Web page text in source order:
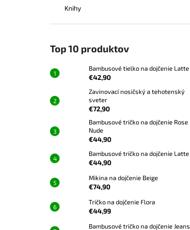
Knihy
Top 10 produktov
Bambusové tielko na dojčenie Latte
€42,90
Zavinovací nosičský a tehotenský
sveter
€72,90
Bambusové tričko na dojčenie Rose
Nude
€44,90
Bambusové tričko na dojčenie Latte
€44,90
Mikina na dojčenie Beige
€74,90
Tričko na dojčenie Flora
€44,99
Bambusové tričko na dojčenie Jeans